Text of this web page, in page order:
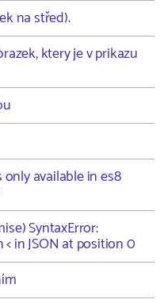
na střed).
ktery je v prikazu
available in es8
SyntaxError:
in JSON at position 0